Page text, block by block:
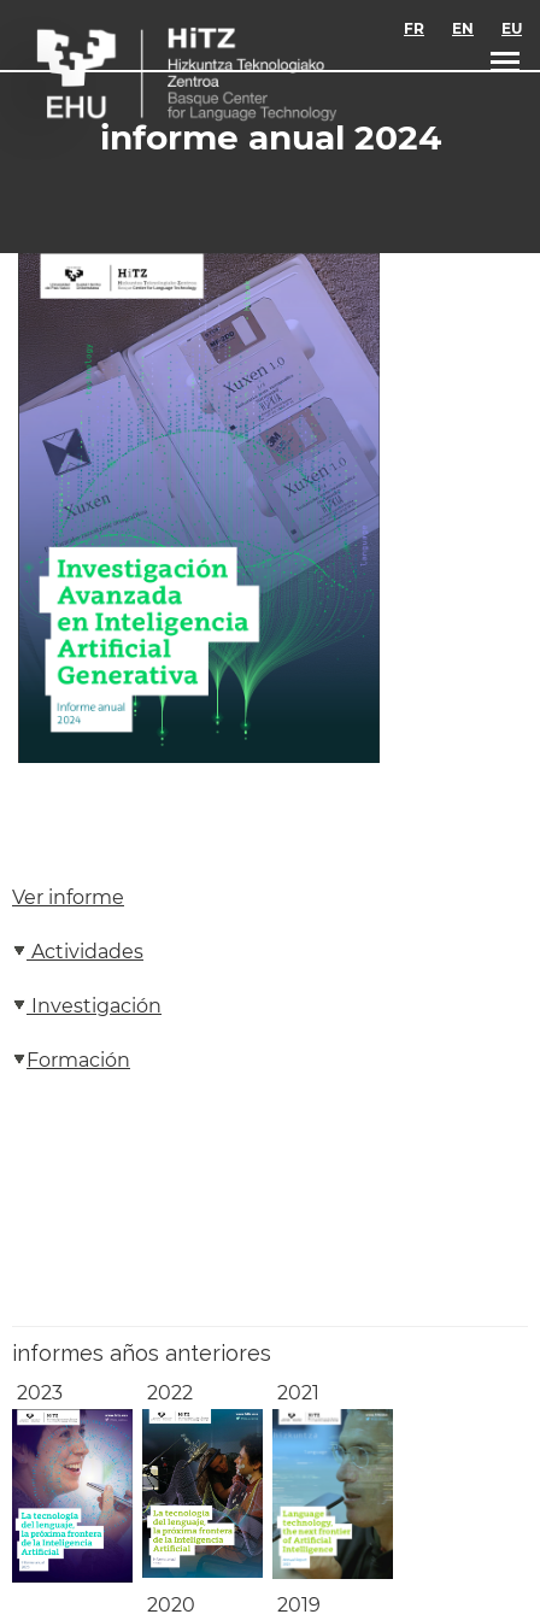
FR EN EU
informe anual 2024
Ver informe
Actividades
Investigación
Formación
informes años anteriores
2023 2022 2021
2020 2019